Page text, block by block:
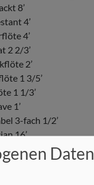
8’
4’
4’
2 2/3’
2’
1 3/5’
1 1/3’
1’
3-fach 1/2’
16’
8’
Daten